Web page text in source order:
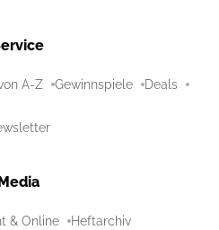
A-Z Gewinnspiele Deals
Media
& Online Heftarchiv